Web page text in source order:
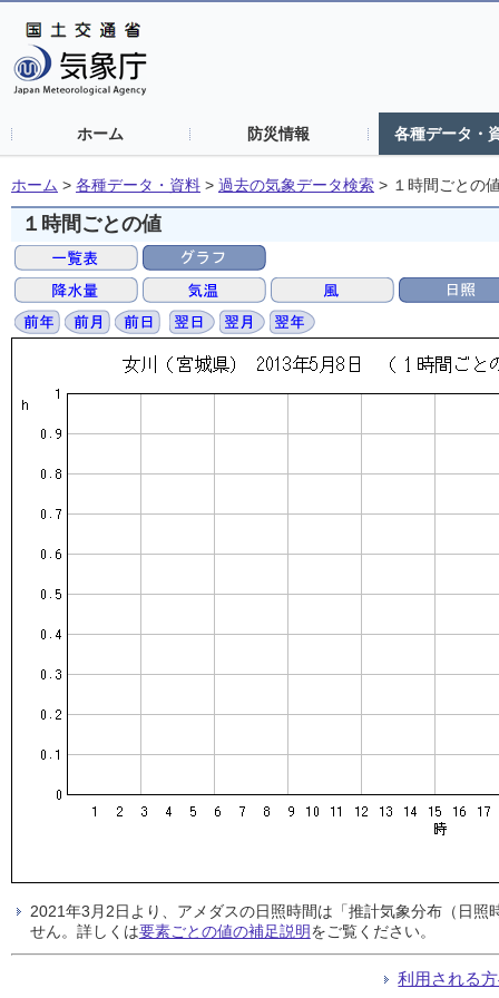
ホーム 防災情報 各種データ・
ホーム > 各種データ・資料 > 過去の気象データ検索 > １時間ごとの
１時間ごとの値
2021年3月2日より、アメダスの日照時間は「推計気象分布（日
せん。詳しくは要素ごとの値の補足説明をご覧ください。
利用される